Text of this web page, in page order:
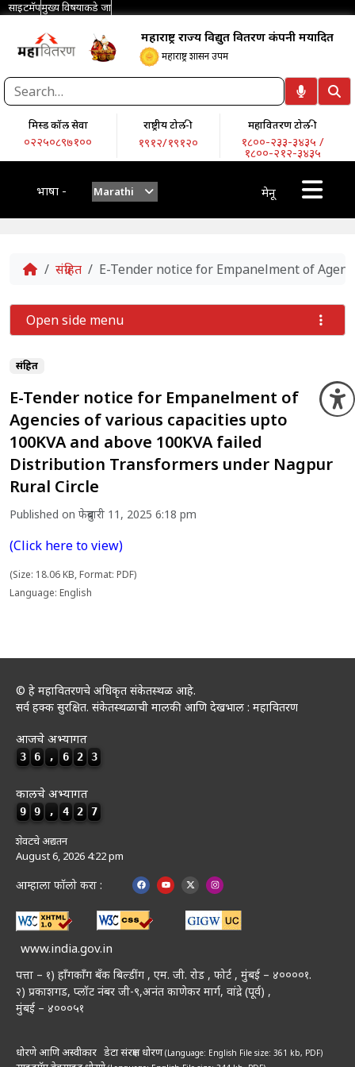
साइटमॅपमुख्य विषयाकडे जा
महाराष्ट्र राज्य विद्युत वितरण कंपनी मर्यादित
महाराष्ट्र शासन उपक्रम
मिस्ड कॉल सेवा
०२२५०८९७१००
राष्ट्रीय टोल-फ्री
१९१२/१९१२०
महावितरण टोल-फ्री
१८००-२३३-३४३५ /
१८००-२१२-३४३५
भाषा - Marathi मेनू
Home
संग्रहित E-Tender notice for Empanelment of
संग्रहित
E-Tender notice for Empanelment of
Agencies of various capacities upto
100KVA and above 100KVA failed
Distribution Transformers under Nagpur
Rural Circle
Published on फेब्रुवारी 11, 2025 6:18 pm
(Click here to view)
(Size: 18.06 KB, Format: PDF)
Language: English
Open side menu
© हे महावितरणचे अधिकृत संकेतस्थळ आहे.
सर्व हक्क सुरक्षित. संकेतस्थळाची मालकी आणि देखभाल : महावितरण
आजचे अभ्यागत
3 6 , 6 2 3
कालचे अभ्यागत
9 9 , 4 2 7
शेवटचे अद्यतन
August 6, 2026 4:22 pm
आम्हाला फॉलो करा :
www.india.gov.in
पत्ता – १) हॉंगकॉंग बँक बिल्डींग , एम. जी. रोड , फोर्ट , मुंबई – ४००००१.
२) प्रकाशगड, प्लॉट नंबर जी-९,अनंत काणेकर मार्ग, वांद्रे (पूर्व) ,
मुंबई – ४०००५१
धोरणे आणि अस्वीकार डेटा संरक्षण धोरण(Language: English File size: 361 kb, PDF)